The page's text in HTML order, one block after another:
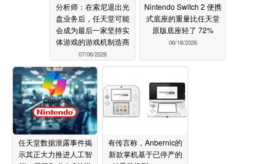
分析师：在索尼退出光
盘业务后，任天堂可能
会成为最后一家坚持实
体游戏的游戏机制造商
07/06/2026
Nintendo Switch 2 便携
式底座的重量比任天堂
原版底座轻了 72%
06/18/2026
任天堂数据泄露事件揭
示其正大力推进人工智
有传言称，Anbernic的
新款掌机基于已停产的